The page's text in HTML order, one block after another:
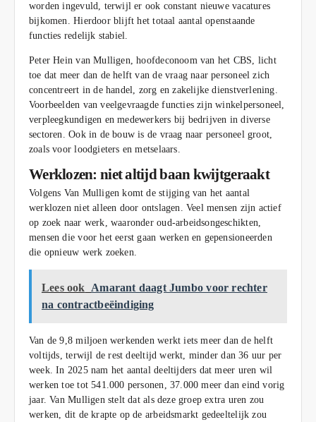
worden ingevuld, terwijl er ook constant nieuwe vacatures
bijkomen. Hierdoor blijft het totaal aantal openstaande
functies redelijk stabiel.
Peter Hein van Mulligen, hoofdeconoom van het CBS, licht
toe dat meer dan de helft van de vraag naar personeel zich
concentreert in de handel, zorg en zakelijke dienstverlening.
Voorbeelden van veelgevraagde functies zijn winkelpersoneel,
verpleegkundigen en medewerkers bij bedrijven in diverse
sectoren. Ook in de bouw is de vraag naar personeel groot,
zoals voor loodgieters en metselaars.
Werklozen: niet altijd baan kwijtgeraakt
Volgens Van Mulligen komt de stijging van het aantal
werklozen niet alleen door ontslagen. Veel mensen zijn actief
op zoek naar werk, waaronder oud-arbeidsongeschikten,
mensen die voor het eerst gaan werken en gepensioneerden
die opnieuw werk zoeken.
Lees ook Amarant daagt Jumbo voor rechter
na contractbeëindiging
Van de 9,8 miljoen werkenden werkt iets meer dan de helft
voltijds, terwijl de rest deeltijd werkt, minder dan 36 uur per
week. In 2025 nam het aantal deeltijders dat meer uren wil
werken toe tot 541.000 personen, 37.000 meer dan eind vorig
jaar. Van Mulligen stelt dat als deze groep extra uren zou
werken, dit de krapte op de arbeidsmarkt gedeeltelijk zou